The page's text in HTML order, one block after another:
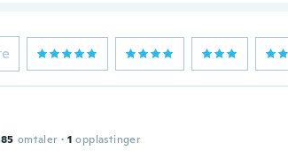
omtaler · 1 opplastinger